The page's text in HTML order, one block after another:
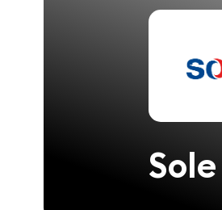
Sole